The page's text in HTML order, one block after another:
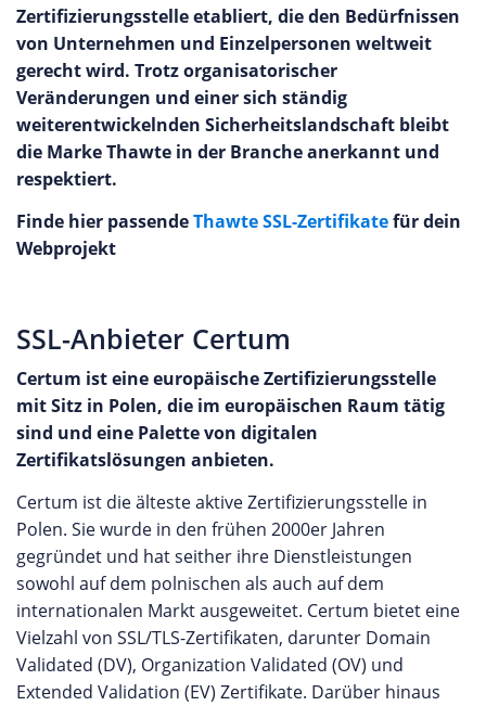
Zertifizierungsstelle etabliert, die den Bedürfnissen
von Unternehmen und Einzelpersonen weltweit
gerecht wird. Trotz organisatorischer
Veränderungen und einer sich ständig
weiterentwickelnden Sicherheitslandschaft bleibt
die Marke Thawte in der Branche anerkannt und
respektiert.
Finde hier passendeThawte SSL-Zertifikatefür dein
Webprojekt
SSL-Anbieter Certum
Certum ist eine europäische Zertifizierungsstelle
mit Sitz in Polen, die im europäischen Raum tätig
sind und eine Palette von digitalen
Zertifikatslösungen anbieten.
Certum ist die älteste aktive Zertifizierungsstelle in
Polen. Sie wurde in den frühen 2000er Jahren
gegründet und hat seither ihre Dienstleistungen
sowohl auf dem polnischen als auch auf dem
internationalen Markt ausgeweitet. Certum bietet eine
Vielzahl von SSL/TLS-Zertifikaten, darunter Domain
Validated (DV), Organization Validated (OV) und
Extended Validation (EV) Zertifikate. Darüber hinaus